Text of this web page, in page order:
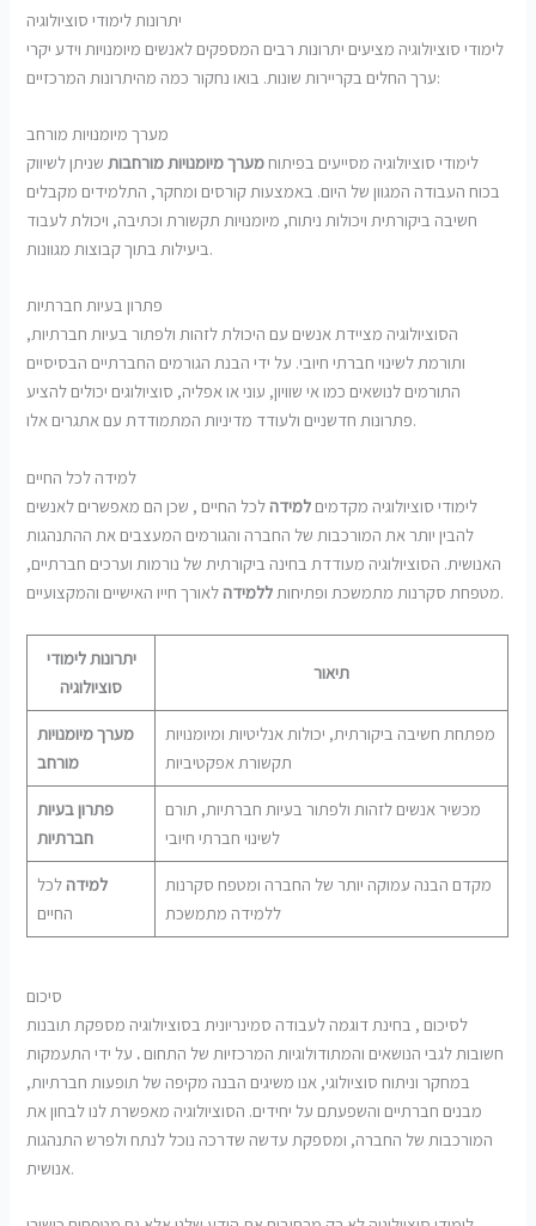
יתרונות לימודי סוציולוגיה
לימודי סוציולוגיה מציעים יתרונות רבים המספקים לאנשים מיומנויות וידע יקרי
ערך החלים בקריירות שונות. בואו נחקור כמה מהיתרונות המרכזיים:
מערך מיומנויות מורחב
לימודי סוציולוגיה מסייעים בפיתוחמערך מיומנויות מורחבותשניתן לשיווק
בכוח העבודה המגוון של היום. באמצעות קורסים ומחקר, התלמידים מקבלים
חשיבה ביקורתית ויכולות ניתוח, מיומנויות תקשורת וכתיבה, ויכולת לעבוד
ביעילות בתוך קבוצות מגוונות.
פתרון בעיות חברתיות
הסוציולוגיה מציידת אנשים עם היכולת לזהות ולפתור בעיות חברתיות,
ותורמת לשינוי חברתי חיובי. על ידי הבנת הגורמים החברתיים הבסיסיים
התורמים לנושאים כמו אי שוויון, עוני או אפליה, סוציולוגים יכולים להציע
פתרונות חדשניים ולעודד מדיניות המתמודדת עם אתגרים אלו.
למידה לכל החיים
לימודי סוציולוגיה מקדמים למידה לכל החיים , שכן הם מאפשרים לאנשים
להבין יותר את המורכבות של החברה והגורמים המעצבים את ההתנהגות
האנושית. הסוציולוגיה מעודדת בחינה ביקורתית של נורמות וערכים חברתיים,
מטפחת סקרנות מתמשכת ופתיחות ללמידה לאורך חייו האישיים והמקצועיים.
יתרונות לימודי
סוציולוגיה
תיאור
מערך מיומנויות
מורחב
מפתחת חשיבה ביקורתית, יכולות אנליטיות ומיומנויות
תקשורת אפקטיביות
פתרון בעיות
חברתיות
מכשיר אנשים לזהות ולפתור בעיות חברתיות, תורם
לשינוי חברתי חיובי
למידה לכל
החיים
מקדם הבנה עמוקה יותר של החברה ומטפח סקרנות
ללמידה מתמשכת
סיכום
לסיכום , בחינת דוגמה לעבודה סמינריונית בסוציולוגיה מספקת תובנות
חשובות לגבי הנושאים והמתודולוגיות המרכזיות של התחום . על ידי התעמקות
במחקר וניתוח סוציולוגי, אנו משיגים הבנה מקיפה של תופעות חברתיות,
מבנים חברתיים והשפעתם על יחידים. הסוציולוגיה מאפשרת לנו לבחון את
המורכבות של החברה, ומספקת עדשה שדרכה נוכל לנתח ולפרש התנהגות
אנושית.